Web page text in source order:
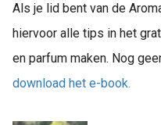
Als je lid bent van de
hiervoor alle tips in het
en parfum maken. Nog
download het e-book.